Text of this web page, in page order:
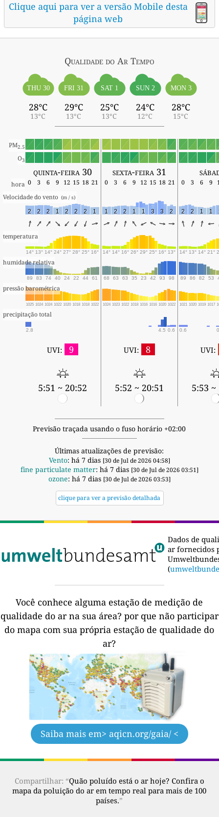
Clique aqui para ver a versão Mobile desta
página web
Qualidade do Ar Tempo
THU 30
28°C
13°C
FRI 31
29°C
13°C
SAT 1
25°C
13°C
SUN 2
24°C
12°C
MON 3
28°C
15°C
PM2.5
O3
quinta-feira 30 sexta-feira 31
hora 0 3 6 9 12 15 18 21 0 3 6 9 12 15 18 21 0 3 6 9
Velocidade do vento (m / s)
2 2 2 1 2 2 2 1 1 2 2 1 1 3 3 2 2 2 1 1
temperatura
14° 13° 14° 24° 27° 28° 25° 16° 14° 14° 16° 26° 29° 25° 16° 13° 14° 13° 14° 21°
humidade relativa
89 83 74 40 24 22 44 61 68 63 63 35 23 42 93 98 89 86 82 53
pressão barométrica
1025 1024 1024 1022 1020 1018 1018 1022 1024 1023 1022 1018 1016 1016 1020 1022 1021 1020 1019 1017
precipitação total
2.8 4.5 0.6 0.6
UVI: 9
5:51 ~ 20:52
UVI: 8
5:52 ~ 20:51
UVI:
5:53 ~
Previsão traçada usando o fuso horário +02:00
Últimas atualizações de previsão:
Vento: há 7 dias [30 de Jul de 2026 04:58]
fine particulate matter: há 7 dias [30 de Jul de 2026 03:51]
ozone: há 7 dias [30 de Jul de 2026 03:53]
clique para ver a previsão detalhada
Dados de
ar fornecidos
(
Você conhece alguma estação de medição de
qualidade do ar na sua área? por que não participar
do mapa com sua própria estação de qualidade do
ar?
Saiba mais em> aqicn.org/gaia/ <
Compartilhar: “Quão poluído está o ar hoje? Confira o
mapa da poluição do ar em tempo real para mais de 100
países.”